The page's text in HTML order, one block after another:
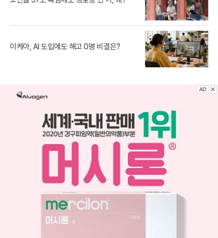
이케아, AI 도입에도 해고 0명 비결은?